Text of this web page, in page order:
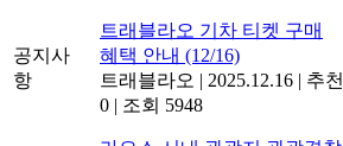
공지사
항
트래블라오 기차 티켓 구매
혜택 안내 (12/16)
트래블라오 | 2025.12.16 | 추천
0 | 조회 5948